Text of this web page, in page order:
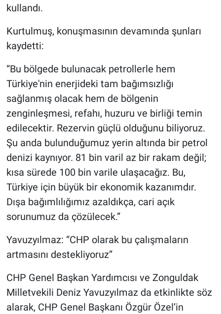
kullandı.
Kurtulmuş, konuşmasının devamında şunları
kaydetti:
“Bu bölgede bulunacak petrollerle hem
Türkiye'nin enerjideki tam bağımsızlığı
sağlanmış olacak hem de bölgenin
zenginleşmesi, refahı, huzuru ve birliği temin
edilecektir. Rezervin güçlü olduğunu biliyoruz.
Şu anda bulunduğumuz yerin altında bir petrol
denizi kaynıyor. 81 bin varil az bir rakam değil;
kısa sürede 100 bin varile ulaşacağız. Bu,
Türkiye için büyük bir ekonomik kazanımdır.
Dışa bağımlılığımız azaldıkça, cari açık
sorunumuz da çözülecek.”
Yavuzyılmaz: “CHP olarak bu çalışmaların
artmasını destekliyoruz”
CHP Genel Başkan Yardımcısı ve Zonguldak
Milletvekili Deniz Yavuzyılmaz da etkinlikte söz
alarak, CHP Genel Başkanı Özgür Özel’in